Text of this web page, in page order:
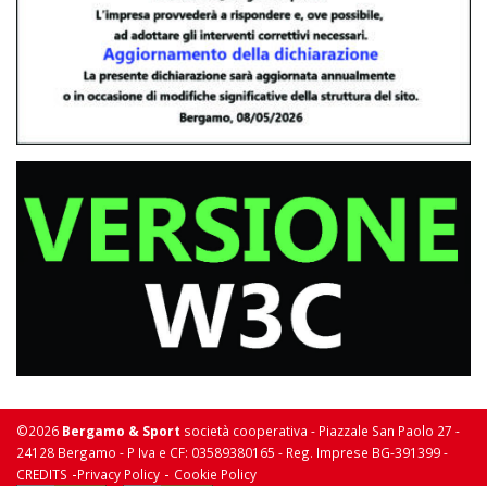
©2026 Bergamo & Sport società cooperativa - Piazzale San Paolo 27 -
24128 Bergamo - P Iva e CF: 03589380165 - Reg. Imprese BG-391399 -
CREDITS -Privacy Policy - Cookie Policy